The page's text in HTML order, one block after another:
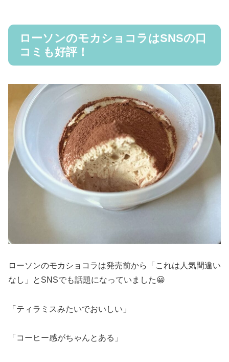
ローソンのモカショコラはSNSの口
コミも好評！
ローソンのモカショコラは発売前から「これは人気間違い
なし」とSNSでも話題になっていました😀
「ティラミスみたいでおいしい」
「コーヒー感がちゃんとある」